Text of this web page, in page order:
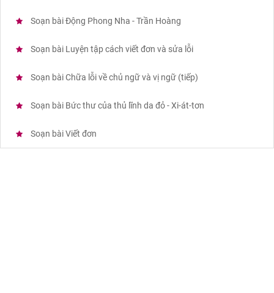
Soạn bài Động Phong Nha - Trần Hoàng
Soạn bài Luyện tập cách viết đơn và sửa lỗi
Soạn bài Chữa lỗi về chủ ngữ và vị ngữ (tiếp)
Soạn bài Bức thư của thủ lĩnh da đỏ - Xi-át-tơn
Soạn bài Viết đơn